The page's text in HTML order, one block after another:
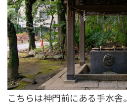
こちらは神門前にある手水舎。